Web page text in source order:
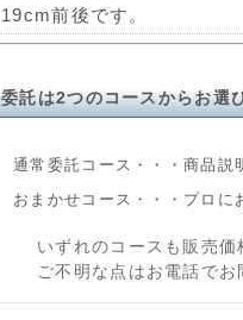
19cm前後です。
委託は2つのコースからお選
通常委託コース・・・商品説
おまかせコース・・・プロに
いずれのコースも販売価
ご不明な点はお電話で